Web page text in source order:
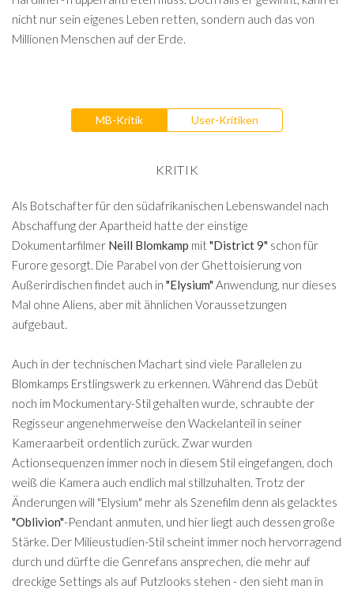
nicht nur sein eigenes Leben retten, sondern auch das von
Millionen Menschen auf der Erde.
MB-Kritik User-Kritiken
KRITIK
Als Botschafter für den südafrikanischen Lebenswandel nach
Abschaffung der Apartheid hatte der einstige
Dokumentarfilmer Neill Blomkamp mit "District 9" schon für
Furore gesorgt. Die Parabel von der Ghettoisierung von
Außerirdischen findet auch in "Elysium" Anwendung, nur dieses
Mal ohne Aliens, aber mit ähnlichen Voraussetzungen
aufgebaut.
Auch in der technischen Machart sind viele Parallelen zu
Blomkamps Erstlingswerk zu erkennen. Während das Debüt
noch im Mockumentary-Stil gehalten wurde, schraubte der
Regisseur angenehmerweise den Wackelanteil in seiner
Kameraarbeit ordentlich zurück. Zwar wurden
Actionsequenzen immer noch in diesem Stil eingefangen, doch
weiß die Kamera auch endlich mal stillzuhalten. Trotz der
Änderungen will "Elysium" mehr als Szenefilm denn als gelacktes
"Oblivion"-Pendant anmuten, und hier liegt auch dessen große
Stärke. Der Milieustudien-Stil scheint immer noch hervorragend
durch und dürfte die Genrefans ansprechen, die mehr auf
dreckige Settings als auf Putzlooks stehen - den sieht man in